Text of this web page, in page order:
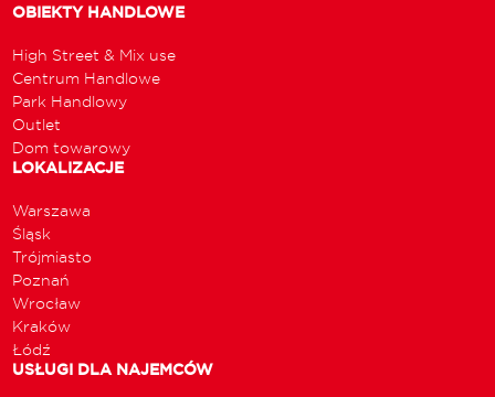
OBIEKTY HANDLOWE
High Street & Mix use
Centrum Handlowe
Park Handlowy
Outlet
Dom towarowy
LOKALIZACJE
Warszawa
Śląsk
Trójmiasto
Poznań
Wrocław
Kraków
Łódź
USŁUGI DLA NAJEMCÓW